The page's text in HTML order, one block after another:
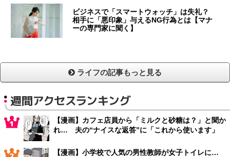
ビジネスで「スマートウォッチ」は失礼？
相手に「悪印象」与えるNG行為とは【マナ
ーの専門家に聞く】
ライフの記事もっと見る
週間アクセスランキング
【漫画】カフェ店員から「ミルクと砂糖は？」と聞か
れ… 夫の“ナイスな返答”に「これから使います」
【漫画】小学校で人気の男性教師が女子トイレに…